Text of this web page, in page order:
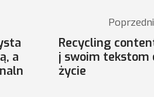
a
Recycling
j swoim tekstom
życie